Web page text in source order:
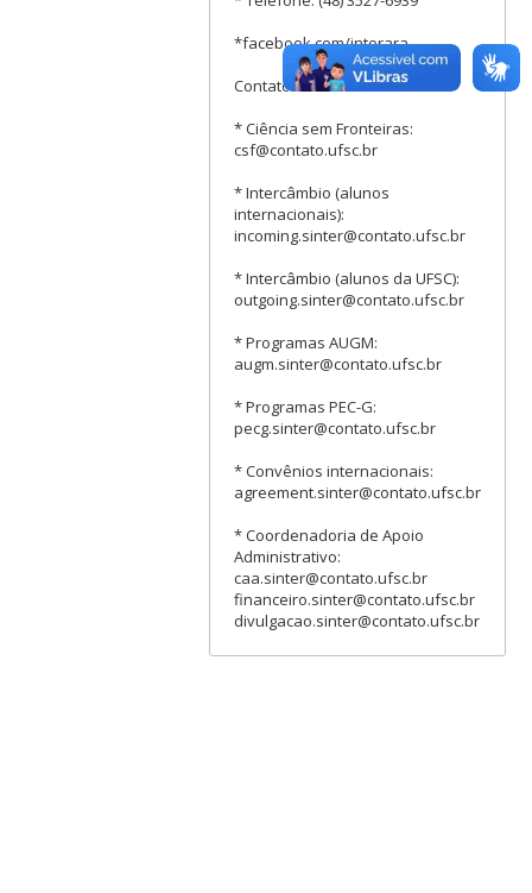
*facebook.com/interara
Contatos da SINTER
* Ciência sem Fronteiras:
csf@contato.ufsc.br
* Intercâmbio (alunos
internacionais):
incoming.sinter@contato.ufsc.br
* Intercâmbio (alunos da UFSC):
outgoing.sinter@contato.ufsc.br
* Programas AUGM:
augm.sinter@contato.ufsc.br
* Programas PEC-G:
pecg.sinter@contato.ufsc.br
* Convênios internacionais:
agreement.sinter@contato.ufsc.br
* Coordenadoria de Apoio
Administrativo:
caa.sinter@contato.ufsc.br
financeiro.sinter@contato.ufsc.br
divulgacao.sinter@contato.ufsc.br